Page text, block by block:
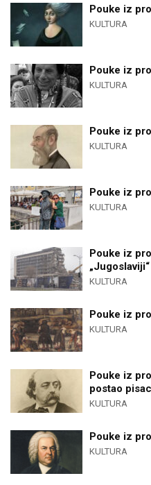
Pouke iz
KULTURA
Pouke iz
KULTURA
Pouke iz
KULTURA
Pouke iz
KULTURA
Pouke iz
„Jugoslaviji“
KULTURA
Pouke iz
KULTURA
Pouke iz
postao pisac
KULTURA
Pouke iz
KULTURA